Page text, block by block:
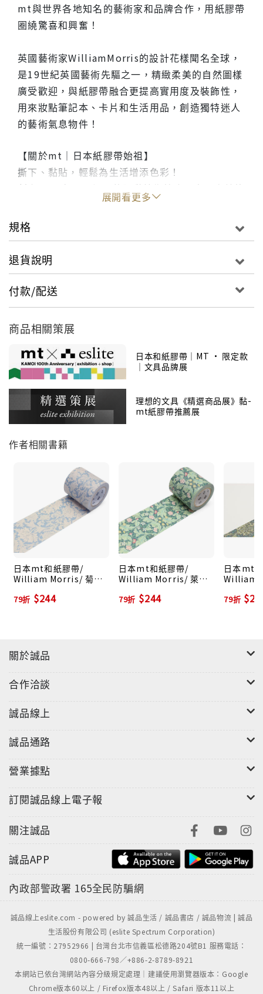
mt與世界各地知名的藝術家和品牌合作，用紙膠帶
圈繞驚喜和興奮！
英國藝術家WilliamMorris的設計花樣聞名全球，
是19世紀英國藝術先驅之一，精緻柔美的自然圖樣
廣受歡迎，與紙膠帶融合更提高實用度及裝飾性，
用來妝點筆記本、卡片和生活用品，創造獨特迷人
的藝術氣息物件！
【關於mt｜日本紙膠帶始祖】
撕下、黏貼，輕鬆為生活增添色彩！
創立1923年，以深厚的膠黏技術結合日本原產美紋
紙，創造出綺麗的紙膠帶世界！
輕薄堅韌、黏著度佳，高達1000種以上的豐富花
色，廣受大人小孩喜愛，mt讓使用者變身創作者，
從裝飾文具、禮物包裝到空間佈置，動動手就能創
造繽紛世界，mt商品在全球各地掀起熱潮，帶來無
窮樂趣和驚喜！
"
展開看更多
規格
退貨說明
付款/配送
商品相關策展
日本和紙膠帶｜MT • 限定款
｜文具品牌展
理想的文具《精選商品展》黏-
mt紙膠帶推薦展
作者相關書籍
日本mt和紙膠帶/
William Morris/ 菊花/
79折 $244
日本mt和紙膠帶/
William Morris/ 萊斯
79折 $244
日本mt
William
79折
關於誠品
合作洽談
誠品線上
誠品通路
營業據點
訂閱誠品線上電子報
關注誠品
誠品APP
內政部警政署 165全民防騙網
誠品線上eslite.com - powered by 誠品生活 / 誠品書店 / 誠品物流 | 誠品
生活股份有限公司 (eslite Spectrum Corporation)
統一編號：27952966 | 台灣台北市信義區松德路204號B1 服務電話：
0800-666-798／+886-2-8789-8921
本網站已依台灣網站內容分級規定處理｜建議使用瀏覽器版本：Google
Chrome版本60以上 / Firefox版本48以上 / Safari 版本11以上